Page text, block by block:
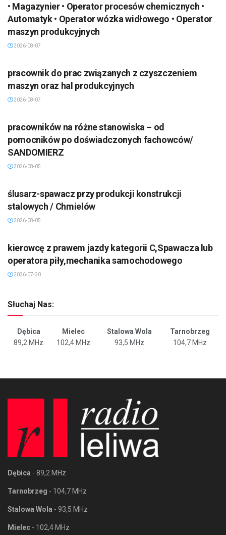
• Magazynier • Operator procesów chemicznych •
Automatyk • Operator wózka widłowego • Operator
maszyn produkcyjnych
2026-08-07
pracownik do prac związanych z czyszczeniem
maszyn oraz hal produkcyjnych
2026-08-07
pracowników na różne stanowiska – od
pomocników po doświadczonych fachowców/
SANDOMIERZ
2026-08-05
ślusarz-spawacz przy produkcji konstrukcji
stalowych / Chmielów
2026-08-05
kierowcę z prawem jazdy kategorii C,Spawacza lub
operatora piły,mechanika samochodowego
2026-07-30
Słuchaj Nas:
Dębica Mielec Stalowa Wola
Tarnobrzeg
89,2 MHz
102,4 MHz 93,5 MHz 104,7 MHz
Dębica - 89,2 MHz
Tarnobrzeg - 104,7 MHz
Stalowa Wola - 93,5 MHz
Mielec - 102,4 MHz